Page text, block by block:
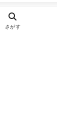
さがす